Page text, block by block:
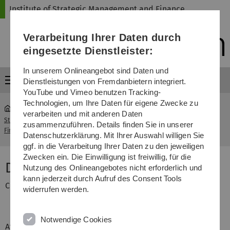
Direkt
Direkt
Direkt
(Sprache,
Drucken,
Media)
Direkt
Direkt
Institute of Strategic Management and Finance
Menü
Strategische Unternehmensführung und
Finanzierung
...
Dr. Sven Schieszl
Contract lecturer
After graduating from the University of Ulm (Diploma
Verarbeitung Ihrer Daten durch
eingesetzte Dienstleister:
In unserem Onlineangebot sind Daten und
Dienstleistungen von Fremdanbietern integriert.
YouTube und Vimeo benutzen Tracking-
Technologien, um Ihre Daten für eigene Zwecke zu
verarbeiten und mit anderen Daten
zusammenzuführen. Details finden Sie in unserer
Datenschutzerklärung. Mit Ihrer Auswahl willigen Sie
ggf. in die Verarbeitung Ihrer Daten zu den jeweiligen
Zwecken ein. Die Einwilligung ist freiwillig, für die
Nutzung des Onlineangebotes nicht erforderlich und
kann jederzeit durch Aufruf des Consent Tools
widerrufen werden.
Notwendige Cookies